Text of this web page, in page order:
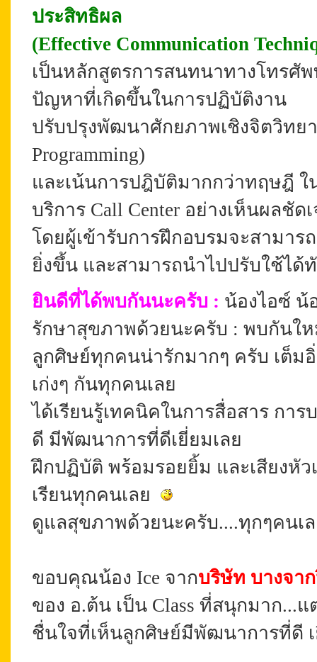
ประสิทธิผล
(Effective Communication
เป็นหลักสูตรการสนทนาทางโทรศั
ปัญหาที่เกิดขึ้นในการปฏิบัติงาน
ปรับปรุงพัฒนาศักยภาพเชิงจิตวิทยา
Programming)
และเน้นการปฎิบัติมากกว่าทฤษฎี
บริการ Call Center อย่างเห็นผลชัด
โดยผู้เข้ารับการฝึกอบรมจะสามา
ยิ่งขึ้น และสามารถนำไปปรับใช้ได้
ยินดีที่ได้พบกันนะครับ : น้องไอซ์ น้
รักษาสุขภาพด้วยนะครับ : พบกันให
ลูกศิษย์ทุกคนน่ารักมากๆ ครับ เต็ม
เก่งๆ กันทุกคนเลย
ได้เรียนรู้เทคนิคในการสื่อสาร กา
ดี มีพัฒนาการที่ดีเยี่ยมเลย
ฝึกปฏิบัติ พร้อมรอยยิ้ม และเสียงหัว
เรียนทุกคนเลย
ดูแลสุขภาพด้วยนะครับ....ทุกๆคนเ
ขอบคุณน้อง Ice จากบริษัท บางจา
ของ อ.ต้น เป็น Class ที่สนุกมาก...
ชื่นใจที่เห็นลูกศิษย์มีพัฒนาการที่ดี เ